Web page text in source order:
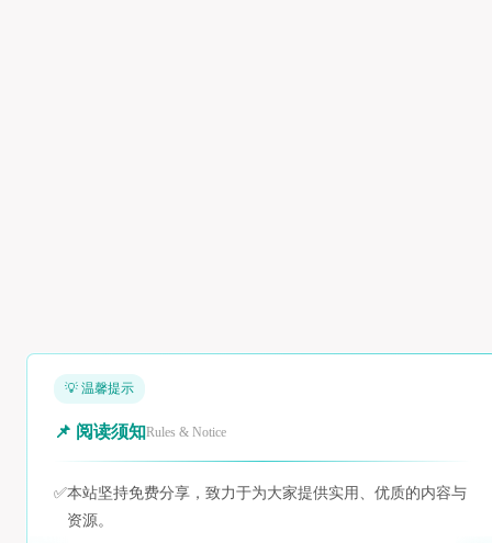
💡 温馨提示
📌 阅读须知Rules & Notice
✅本站坚持免费分享，致力于为大家提供实用、优质的内容与
资源。